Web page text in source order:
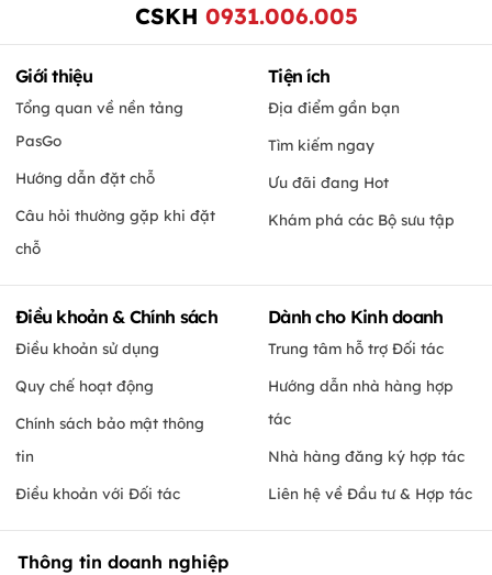
CSKH 0931.006.005
Giới thiệu
Tổng quan về nền tảng
PasGo
Hướng dẫn đặt chỗ
Câu hỏi thường gặp khi đặt
chỗ
Tiện ích
Địa điểm gần bạn
Tìm kiếm ngay
Ưu đãi đang Hot
Khám phá các Bộ sưu tập
Điều khoản & Chính sách
Điều khoản sử dụng
Quy chế hoạt động
Chính sách bảo mật thông
tin
Điều khoản với Đối tác
Dành cho Kinh doanh
Trung tâm hỗ trợ Đối tác
Hướng dẫn nhà hàng hợp
tác
Nhà hàng đăng ký hợp tác
Liên hệ về Đầu tư & Hợp tác
Thông tin doanh nghiệp